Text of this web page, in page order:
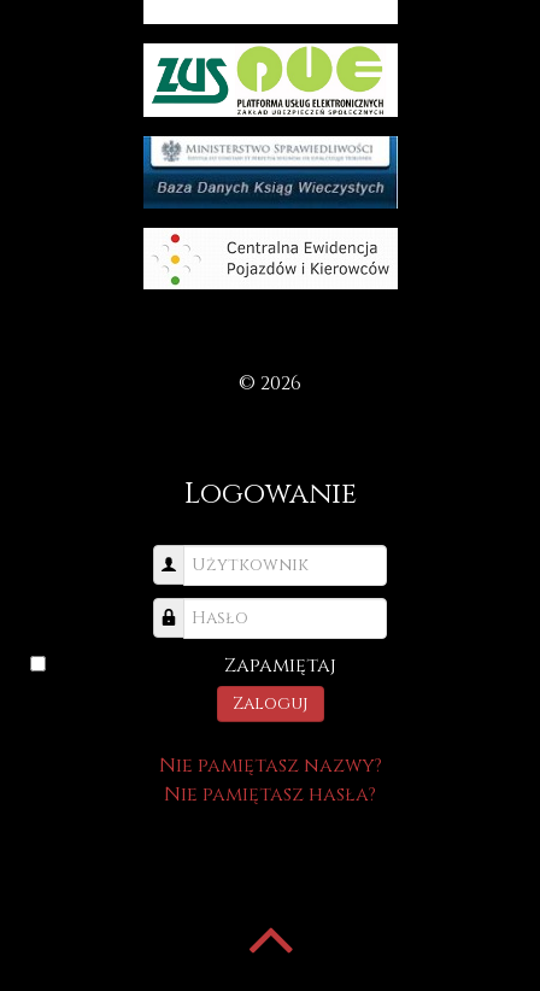
© 2026
Logowanie
Użytkownik
Hasło
Zapamiętaj
Zaloguj
Nie pamiętasz nazwy?
Nie pamiętasz hasła?